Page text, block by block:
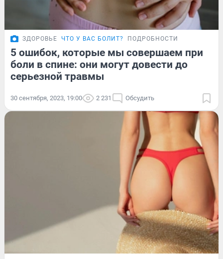
ЗДОРОВЬЕ ЧТО У ВАС БОЛИТ? ПОДРОБНОСТИ
5 ошибок, которые мы совершаем при
боли в спине: они могут довести до
серьезной травмы
30 сентября, 2023, 19:00 2 231 Обсудить